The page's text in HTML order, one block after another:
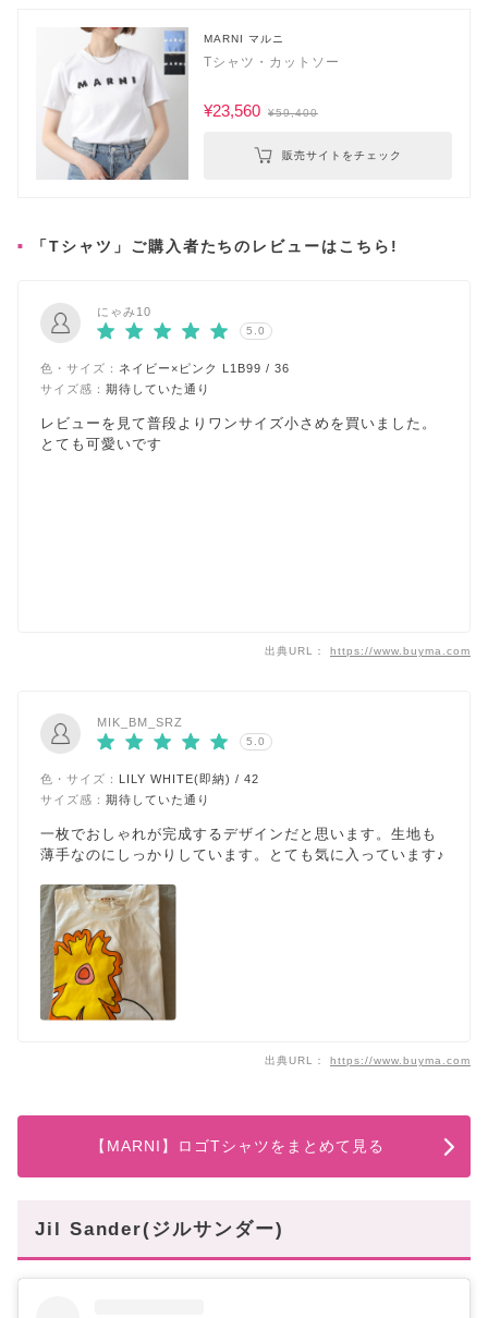
MARNI マルニ
Tシャツ・カットソー
¥23,560 ¥59,400
販売サイトをチェック
「Tシャツ」ご購入者たちのレビューはこちら!
にゃみ10
5.0
色・サイズ： ネイビー×ピンク L1B99 / 36
サイズ感： 期待していた通り
レビューを見て普段よりワンサイズ小さめを買いました。
とても可愛いです
出典URL： https://www.buyma.com
MIK_BM_SRZ
5.0
色・サイズ： LILY WHITE(即納) / 42
サイズ感： 期待していた通り
一枚でおしゃれが完成するデザインだと思います。生地も
薄手なのにしっかりしています。とても気に入っています♪
出典URL： https://www.buyma.com
【MARNI】ロゴTシャツをまとめて見る
Jil Sander(ジルサンダー)